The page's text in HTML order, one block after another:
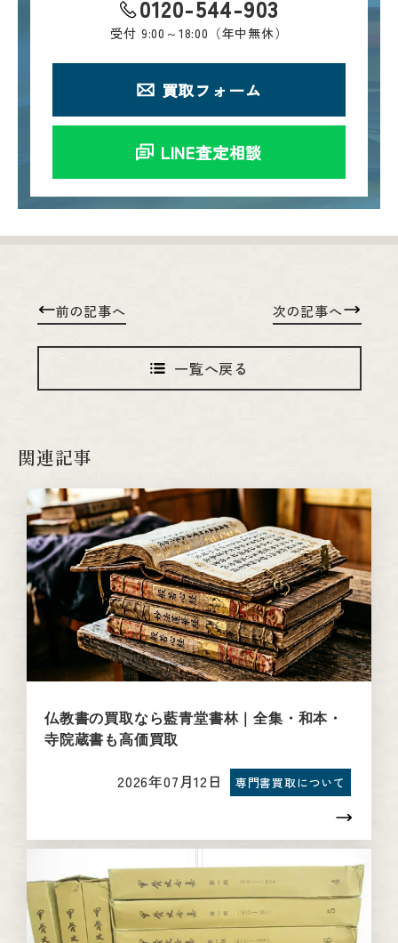
0120-544-903
受付 9:00～18:00（年中無休）
買取フォーム
LINE査定相談
前の記事へ
一覧へ戻る
次の記事へ
関連記事
仏教書の買取なら藍青堂書林｜全集・和本・
寺院蔵書も高価買取
2026年07月12日 専門書買取について